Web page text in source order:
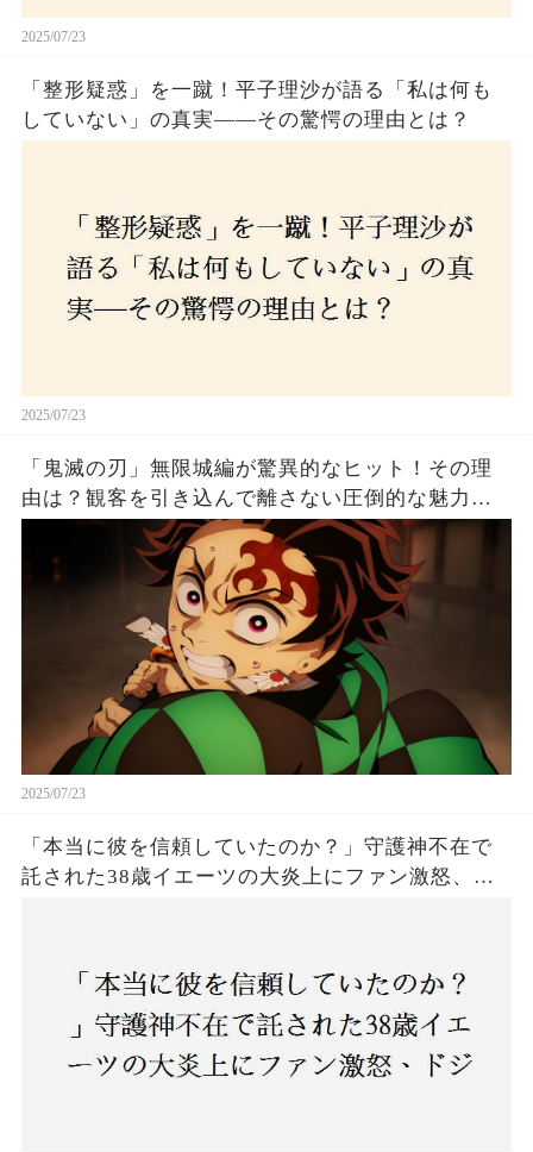
2025/07/23
「整形疑惑」を一蹴！平子理沙が語る「私は何も
していない」の真実——その驚愕の理由とは？
2025/07/23
「鬼滅の刃」無限城編が驚異的なヒット！その理
由は？観客を引き込んで離さない圧倒的な魅力と
2025/07/23
「本当に彼を信頼していたのか？」守護神不在で
託された38歳イエーツの大炎上にファン激怒、ド